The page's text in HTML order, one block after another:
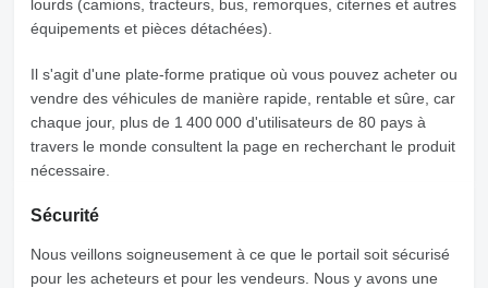
lourds (camions, tracteurs, bus, remorques, citernes et autres
équipements et pièces détachées).
Il s'agit d'une plate-forme pratique où vous pouvez acheter ou
vendre des véhicules de manière rapide, rentable et sûre, car
chaque jour, plus de 1 400 000 d'utilisateurs de 80 pays à
travers le monde consultent la page en recherchant le produit
nécessaire.
Sécurité
Nous veillons soigneusement à ce que le portail soit sécurisé
pour les acheteurs et pour les vendeurs. Nous y avons une